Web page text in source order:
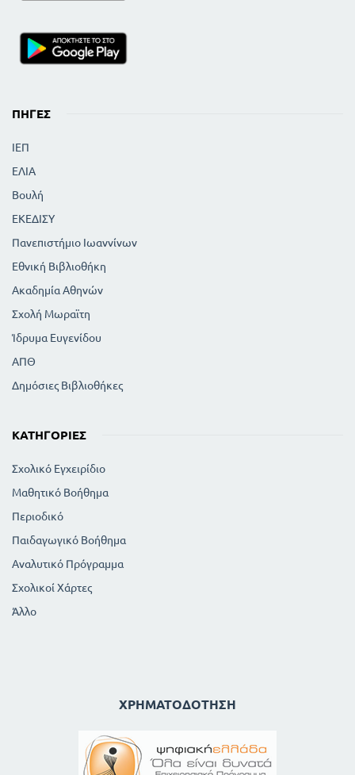
ΠΗΓΈΣ
ΙΕΠ
ΕΛΙΑ
Βουλή
ΕΚΕΔΙΣΥ
Πανεπιστήμιο Ιωαννίνων
Εθνική Βιβλιοθήκη
Ακαδημία Αθηνών
Σχολή Μωραϊτη
Ίδρυμα Ευγενίδου
ΑΠΘ
Δημόσιες Βιβλιοθήκες
ΚΑΤΗΓΟΡΊΕΣ
Σχολικό Εγχειρίδιο
Μαθητικό Βοήθημα
Περιοδικό
Παιδαγωγικό Βοήθημα
Αναλυτικό Πρόγραμμα
Σχολικοί Χάρτες
Άλλο
ΧΡΗΜΑΤΟΔΌΤΗΣΗ